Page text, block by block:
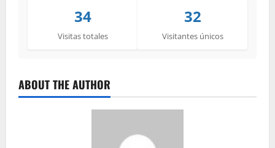
34
Visitas totales
32
Visitantes únicos
ABOUT THE AUTHOR